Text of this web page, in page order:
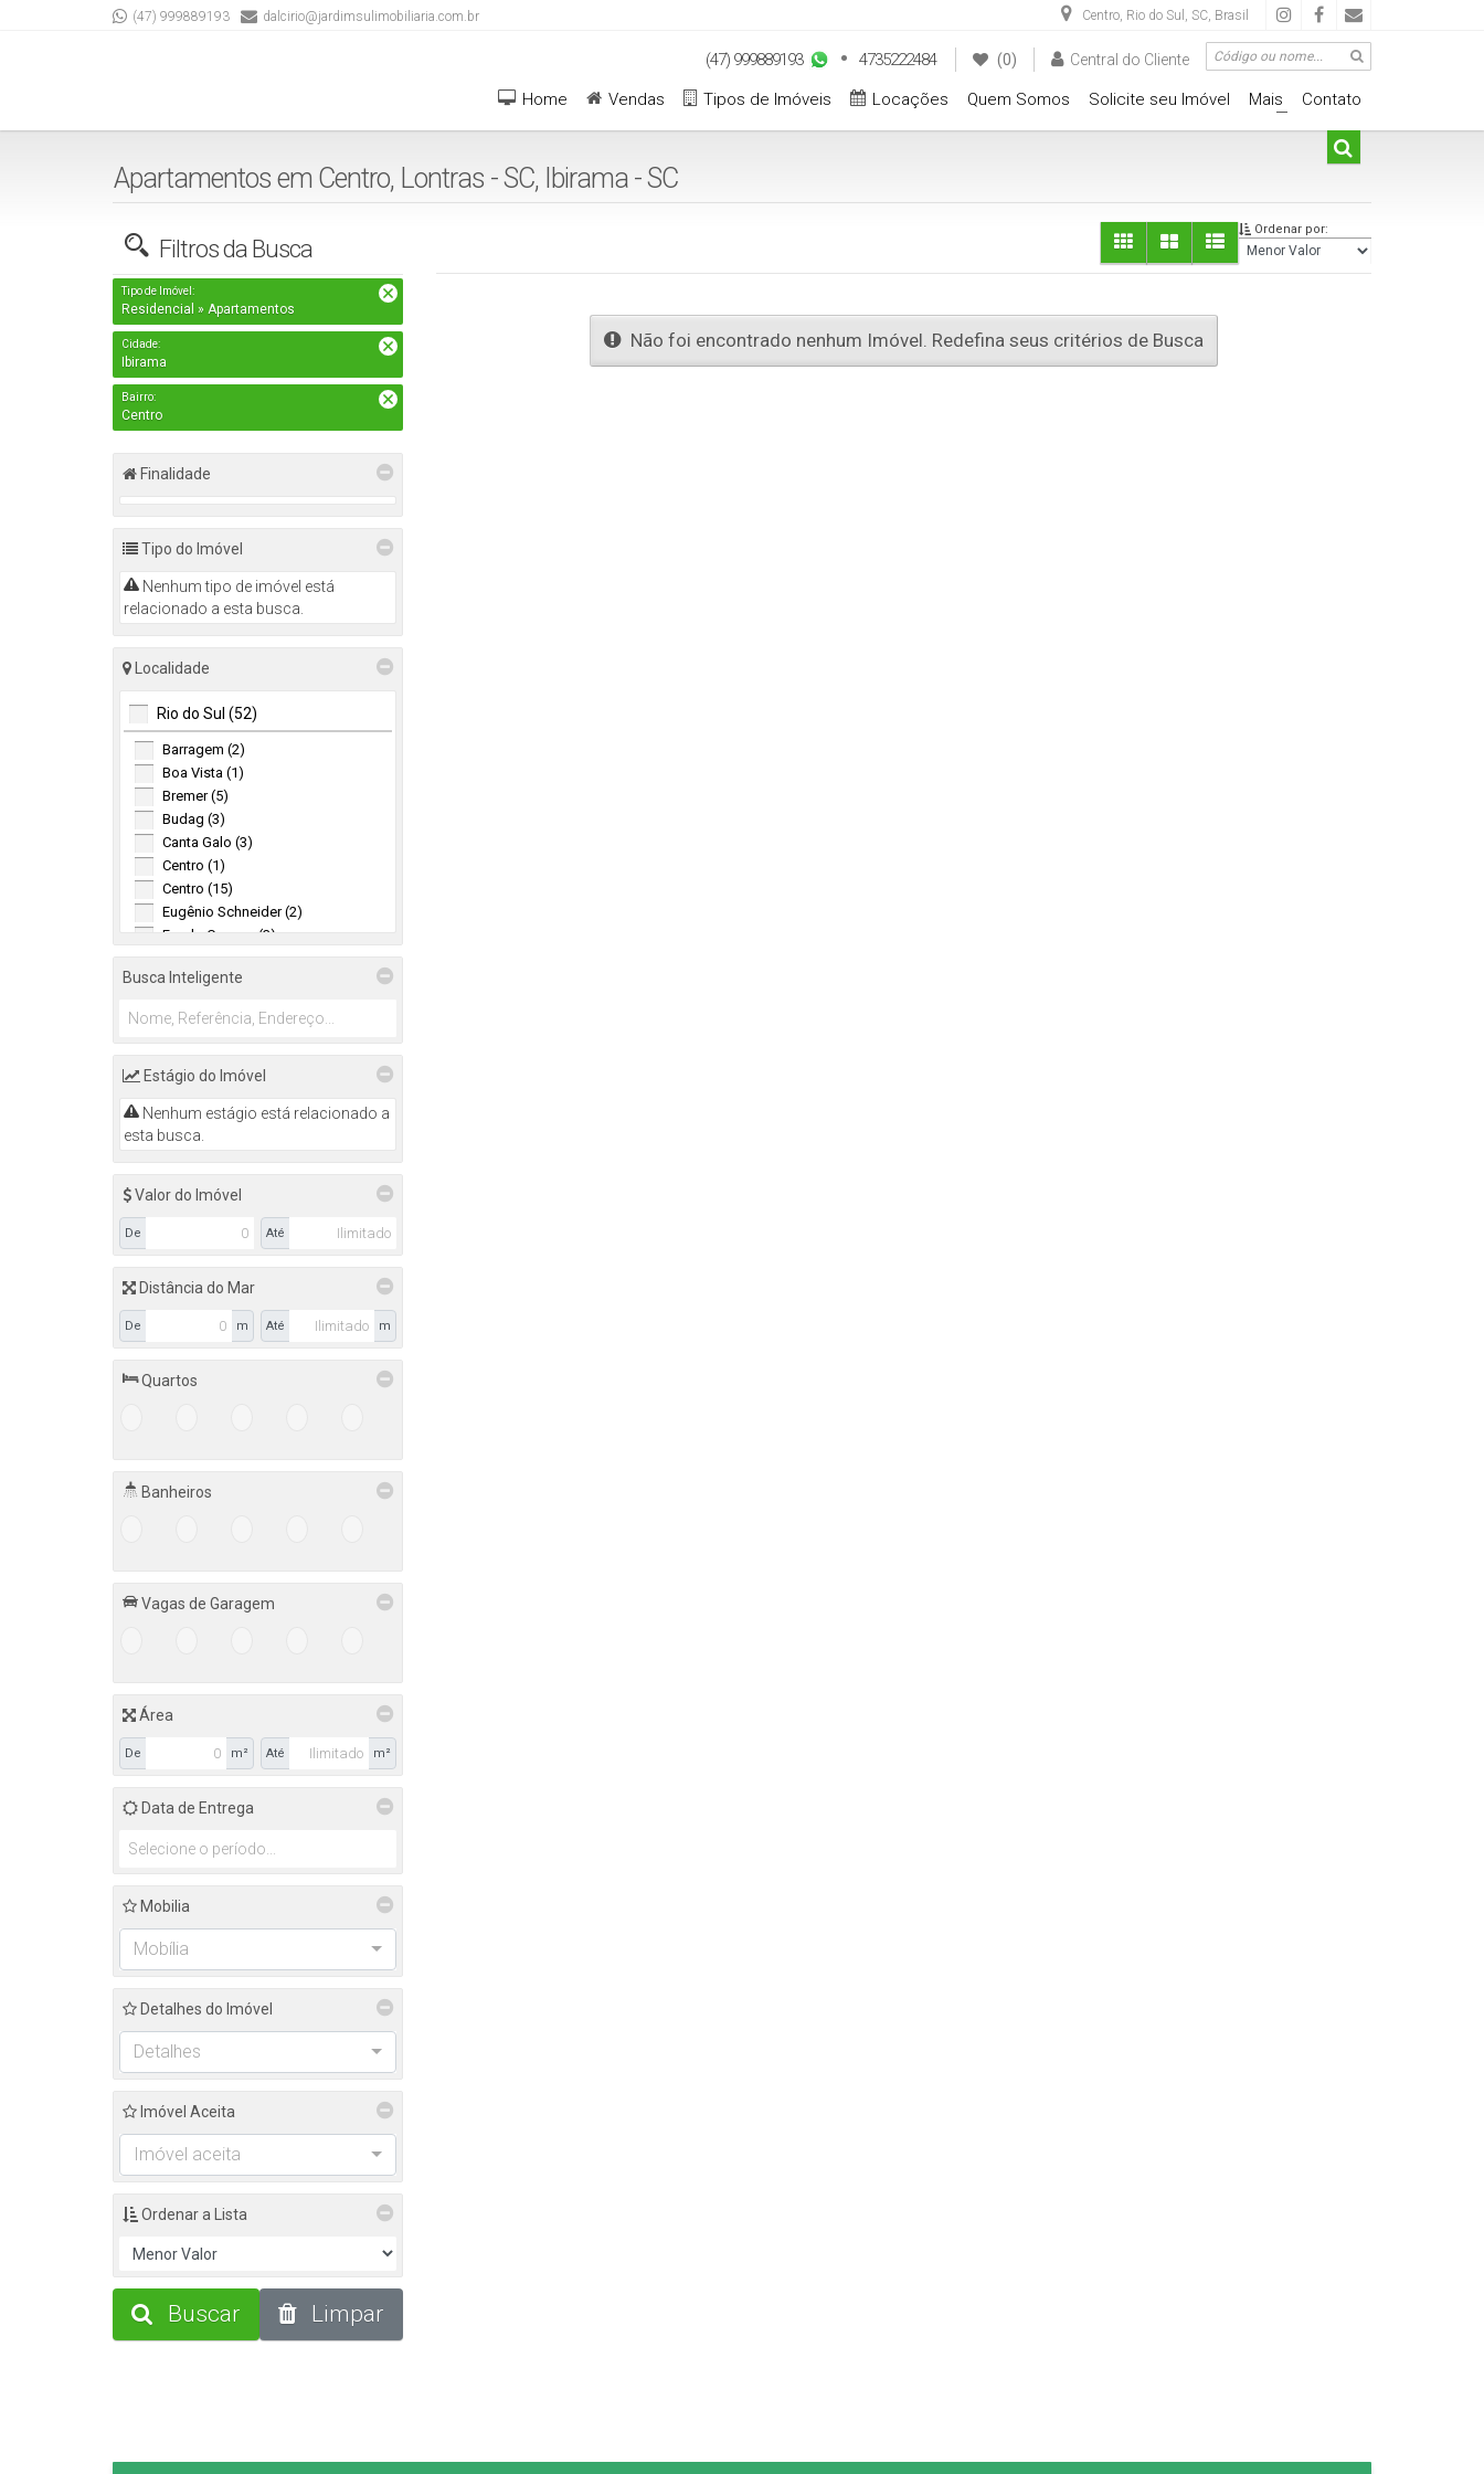
Centro, Rio do Sul , SC, Brasil
(47) 999889193 dalcirio@jardimsulimobiliaria.com.br
Central do Cliente
(0)
(47) 999889193
4735222484
Contato
+
Mais
Solicite seu Imóvel
Quem Somos
Locações
Tipos de Imóveis
Vendas
Home
Apartamentos em Centro, Lontras - SC, Ibirama - SC
Filtros da Busca
Tipo de Imóvel:
Residencial » Apartamentos
Cidade:
Ibirama
Bairro:
Centro
Finalidade
Tipo do Imóvel
Nenhum tipo de imóvel está
relacionado a esta busca.
Localidade
Rio do Sul (52)
Barragem (2)
Boa Vista (1)
Bremer (5)
Budag (3)
Canta Galo (3)
Centro (1)
Centro (15)
Eugênio Schneider (2)
Fundo Canoas (3)
Jardim América (5)
Laranjeiras (5)
Santana (2)
Itajaí (3)
Fazenda (1)
Praia Brava (1)
São Judas (1)
(1)
Perequê Mirim (1)
Camboriú (1)
Warnow (1)
Porto Belo (1)
Centro (1)
Busca Inteligente
Estágio do Imóvel
Nenhum estágio está relacionado a
esta busca.
Valor do Imóvel
De Até
Distância do Mar
De m Até m
Quartos
Banheiros
Vagas de Garagem
Área
De m² Até m²
Data de Entrega
Mobilia
Mobília
Detalhes do Imóvel
Detalhes
Imóvel Aceita
Imóvel aceita
Ordenar a Lista
Buscar Limpar
Ordenar por:
Não foi encontrado nenhum Imóvel. Redefina seus critérios de Busca